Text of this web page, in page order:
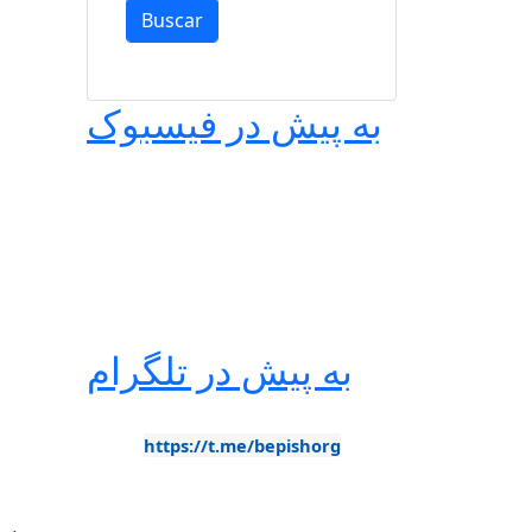
به پیش در فیسبوک
به پیش در تلگرام
https://t.me/bepishorg